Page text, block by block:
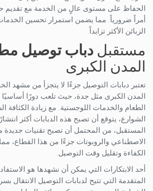
الحفاظ على مستوى عالٍ من الخدمة مع تقديم
أمراً ضرورياً. مما يضمن استمرار تحسين الخدمات
الزبائن الأكثر تزايداً.
مستقبل دبابتوصيل
المدن الكبرى
تعتبر دبابات التوصيل جزءًا لا يتجزأ من مشهد
المدن الكبرى مثل جدة، حيث تلعب دورًا
الطعام والخدمات اللوجستية. مع زيادة الكثافة
الشوارع، يتوقع أن تصبح هذه الدبابات أكثر
المستقبل، من المحتمل أن تصبح تقنيات جديدة
الاصطناعي والروبوتات جزءًا من هذا القطاع،
الكفاءة وتقليل وقت التوصيل.
أحد الابتكارات التي يمكن أن نشهدها هو
المتقدمة التي تتيح لدبابات التوصيل الانتقال